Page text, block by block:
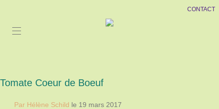
CONTACT
Tomate Coeur de Boeuf
Par Hélène Schild le 19 mars 2017